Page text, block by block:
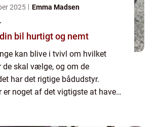
2025 Emma Madsen
bil hurtigt og nemt
kan blive i tvivl om hvilket
de skal vælge, og om de
har det rigtige bådudstyr.
er noget af det vigtigste at have